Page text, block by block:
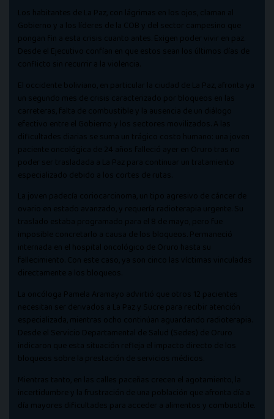
Los habitantes de La Paz, con lágrimas en los ojos, claman al
Gobierno y a los líderes de la COB y del sector campesino que
pongan fin a esta crisis cuanto antes. Exigen poder vivir en paz.
Desde el Ejecutivo confían en que estos sean los últimos días de
conflicto sin recurrir a la violencia.
El occidente boliviano, en particular la ciudad de La Paz, afronta ya
un segundo mes de crisis caracterizado por bloqueos en las
carreteras, falta de combustible y la ausencia de un diálogo
efectivo entre el Gobierno y los sectores movilizados. A las
dificultades diarias se suma un trágico costo humano: una joven
paciente oncológica de 24 años falleció ayer en Oruro tras no
poder ser trasladada a La Paz para continuar un tratamiento
especializado debido a los cortes de rutas.
La joven padecía coriocarcinoma, un tipo agresivo de cáncer de
ovario en estado avanzado, y requería radioterapia urgente. Su
traslado estaba programado para el 8 de mayo, pero fue
imposible concretarlo a causa de los bloqueos. Permaneció
internada en el hospital oncológico de Oruro hasta su
fallecimiento. Con este caso, ya son cinco las víctimas vinculadas
directamente a los bloqueos.
La oncóloga Pamela Aramayo advirtió que otros 12 pacientes
necesitan ser derivados a La Paz y Sucre para recibir atención
especializada, mientras ocho continúan aguardando radioterapia.
Desde el Servicio Departamental de Salud (Sedes) de Oruro
indicaron que esta situación refleja el impacto directo de los
bloqueos sobre la prestación de servicios médicos.
Mientras tanto, en las calles paceñas crecen el agotamiento, la
incertidumbre y la frustración de una población que afronta día a
día mayores dificultades para acceder a alimentos y combustible.